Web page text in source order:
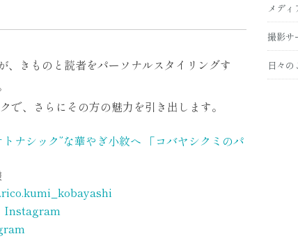
、きものと読者をパーソナルスタイリングす
で、さらにその方の魅力を引き出します。
ナシック”な華やぎ小紋へ 「コバヤシクミのパ
Instagram
メデ
撮影サ
日々の